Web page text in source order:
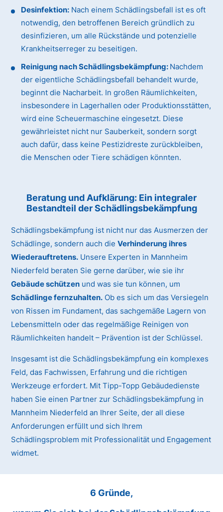
Desinfektion: Nach einem Schädlingsbefall ist es oft
notwendig, den betroffenen Bereich gründlich zu
desinfizieren, um alle Rückstände und potenzielle
Krankheitserreger zu beseitigen.
Reinigung nach Schädlingsbekämpfung: Nachdem
der eigentliche Schädlingsbefall behandelt wurde,
beginnt die Nacharbeit. In großen Räumlichkeiten,
insbesondere in Lagerhallen oder Produktionsstätten,
wird eine Scheuermaschine eingesetzt. Diese
gewährleistet nicht nur Sauberkeit, sondern sorgt
auch dafür, dass keine Pestizidreste zurückbleiben,
die Menschen oder Tiere schädigen könnten.
Beratung und Aufklärung: Ein integraler
Bestandteil der Schädlingsbekämpfung
Schädlingsbekämpfung ist nicht nur das Ausmerzen der
Schädlinge, sondern auch dieVerhinderung ihres
Wiederauftretens. Unsere Experten in Mannheim
Niederfeld beraten Sie gerne darüber, wie sie ihr
Gebäude schützen und was sie tun können, um
Schädlinge fernzuhalten. Ob es sich um das Versiegeln
von Rissen im Fundament, das sachgemäße Lagern von
Lebensmitteln oder das regelmäßige Reinigen von
Räumlichkeiten handelt – Prävention ist der Schlüssel.
Insgesamt ist die Schädlingsbekämpfung ein komplexes
Feld, das Fachwissen, Erfahrung und die richtigen
Werkzeuge erfordert. Mit Tipp-Topp Gebäudedienste
haben Sie einen Partner zur Schädlingsbekämpfung in
Mannheim Niederfeld an Ihrer Seite, der all diese
Anforderungen erfüllt und sich Ihrem
Schädlingsproblem mit Professionalität und Engagement
widmet.
6 Gründe,